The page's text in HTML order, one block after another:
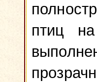
птиц